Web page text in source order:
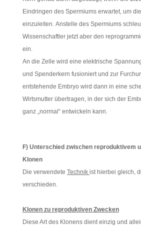
Eindringen des Spermiums erwartet, um
einzuleiten. Anstelle des Spermiums
Wissenschaftler jetzt aber den
ein.
An die Zelle wird eine elektrische
und Spenderkern fusioniert und zur
entstehende Embryo wird dann in eine
Wirtsmutter übertragen, in der sich der
ganz „normal“ entwickeln kann.
F) Unterschied zwischen reproduktivem
Klonen
Die verwendete Technik ist hierbei gleich,
verschieden.
Klonen zu reproduktiven Zwecken
Diese Art des Klonens dient einzig und